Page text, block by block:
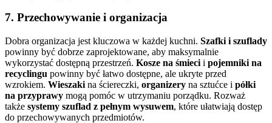
7. Przechowywanie i organizacja
Dobra organizacja jest kluczowa w każdej kuchni. Szafki i szuflady
powinny być dobrze zaprojektowane, aby maksymalnie
wykorzystać dostępną przestrzeń. Kosze na śmieci i pojemniki na
recyclingu powinny być łatwo dostępne, ale ukryte przed
wzrokiem. Wieszaki na ściereczki, organizery na sztućce i półki
na przyprawy mogą pomóc w utrzymaniu porządku. Rozważ
także systemy szuflad z pełnym wysuwem, które ułatwiają dostęp
do przechowywanych przedmiotów.